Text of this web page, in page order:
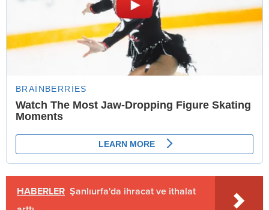
HABERLER Şanlıurfa'da ihracat ve ithalat